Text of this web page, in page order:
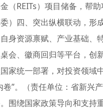
（REITs）项目储备，帮
）四、突出纵横联动，形
身资源禀赋、产业基础、
会、徽商回归等平台，
家统一部署，对投资领
卷”。（责任单位：省新
围绕国家政策导向和支